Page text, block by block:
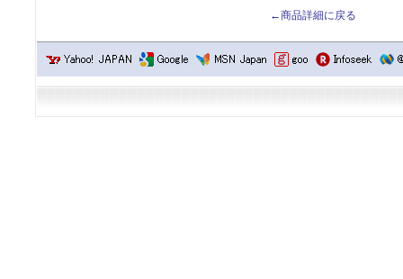
←商品詳細に戻る